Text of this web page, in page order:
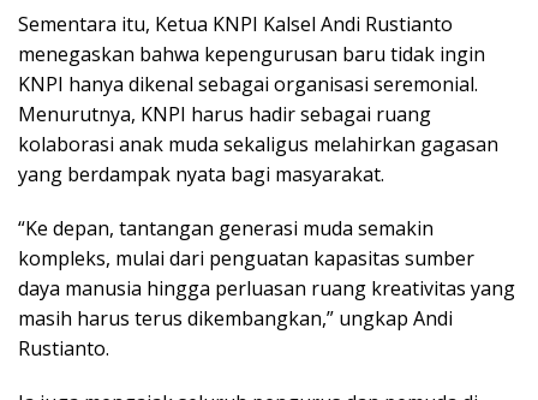
Sementara itu, Ketua KNPI Kalsel Andi Rustianto
menegaskan bahwa kepengurusan baru tidak ingin
KNPI hanya dikenal sebagai organisasi seremonial.
Menurutnya, KNPI harus hadir sebagai ruang
kolaborasi anak muda sekaligus melahirkan gagasan
yang berdampak nyata bagi masyarakat.
“Ke depan, tantangan generasi muda semakin
kompleks, mulai dari penguatan kapasitas sumber
daya manusia hingga perluasan ruang kreativitas yang
masih harus terus dikembangkan,” ungkap Andi
Rustianto.